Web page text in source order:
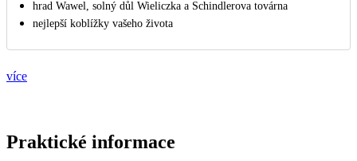
hrad Wawel, solný důl Wieliczka a Schindlerova továrna
nejlepší koblížky vašeho života
více
Praktické informace